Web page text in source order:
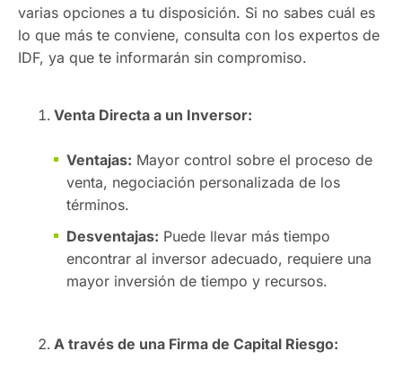
varias opciones a tu disposición. Si no sabes cuál es
lo que más te conviene, consulta con los expertos de
IDF, ya que te informarán sin compromiso.
Venta Directa a un Inversor:
Ventajas: Mayor control sobre el proceso de
venta, negociación personalizada de los
términos.
Desventajas: Puede llevar más tiempo
encontrar al inversor adecuado, requiere una
mayor inversión de tiempo y recursos.
A través de una Firma de Capital Riesgo: